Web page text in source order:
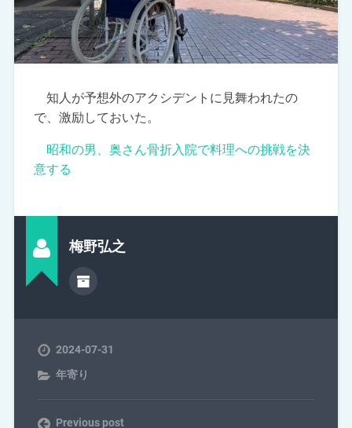
知人が予想外のアクシデントに見舞われたの
で、激励しておいた。
昭和の男、奥さん骨折入院で料理への挑戦を決
意する
梅野弘之
2024-07-31
年寄り
Previous post